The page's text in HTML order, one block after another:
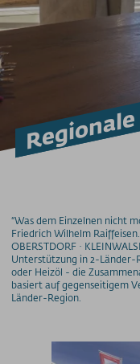
Weitere Infos
Barrierefrei am Berg
Bergbahn Unlimited
Downloads
Hunde am Berg
Mountainbike-
Newsletter
Videos
Wetter
WLAN
“Was dem Einzelnen nicht
Friedrich Wilhelm
OBERSTDORF ·
Unterstützung in 2-Länder-
oder Heizöl - die
basiert auf gegenseitigem
Länder-Region.